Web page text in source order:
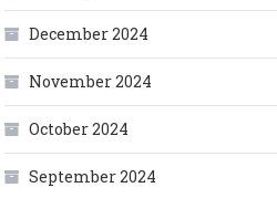
December 2024
November 2024
October 2024
September 2024